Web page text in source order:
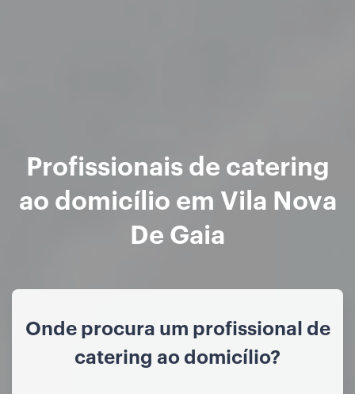
Profissionais de catering
ao domicílio em Vila Nova
De Gaia
Onde procura um profissional de
catering ao domicílio?